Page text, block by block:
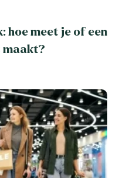
hoe meet je of een